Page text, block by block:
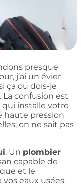
presque
j’ai un évier
ça ou dois-je
La confusion est
installe votre
haute pression
on ne sait pas
. Un plombier
capable de
et le
eaux usées.